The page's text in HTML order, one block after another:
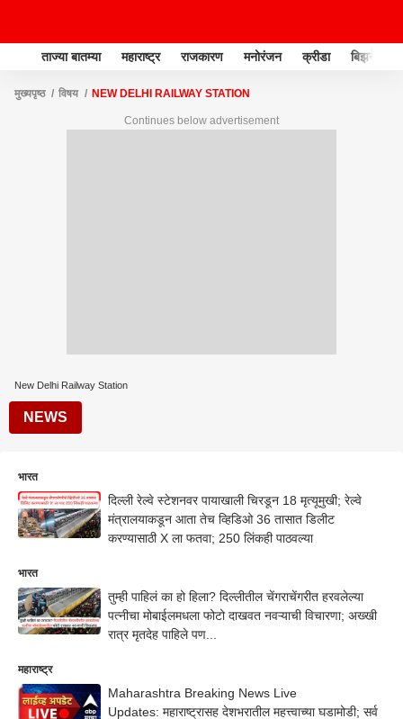
ताज्या बातम्या महाराष्ट्र राजकारण मनोरंजन क्रीडा बिझनेस
मुख्यपृष्ठ विषय NEW DELHI RAILWAY STATION
Continues below advertisement
New Delhi Railway Station
NEWS
भारत
दिल्ली रेल्वे स्टेशनवर पायाखाली चिरडून 18 मृत्यूमुखी; रेल्वे
मंत्रालयाकडून आता तेच व्हिडिओ 36 तासात डिलीट
करण्यासाठी X ला फतवा; 250 लिंकही पाठवल्या
भारत
तुम्ही पाहिलं का हो हिला? दिल्लीतील चेंगराचेंगरीत हरवलेल्या
पत्नीचा मोबाईलमधला फोटो दाखवत नवऱ्याची विचारणा; अख्खी
रात्र मृतदेह पाहिले पण...
महाराष्ट्र
Maharashtra Breaking News Live
Updates: महाराष्ट्रासह देशभरातील महत्त्वाच्या घडामोडी; सर्व